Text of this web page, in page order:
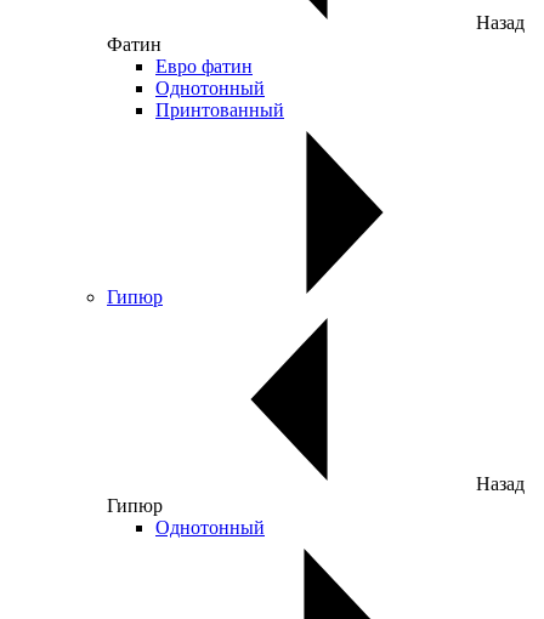
Назад
Фатин
Евро фатин
Однотонный
Принтованный
Гипюр
Назад
Гипюр
Однотонный